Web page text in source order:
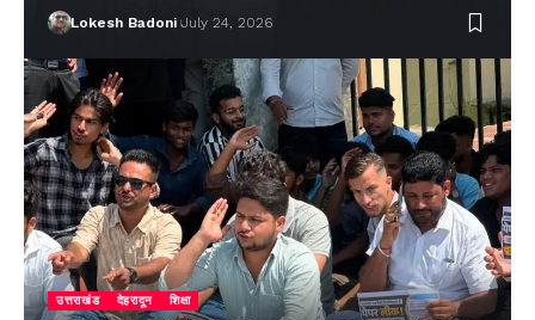
Lokesh Badoni July 24, 2026
उत्तराखंड देहरादून शिक्षा